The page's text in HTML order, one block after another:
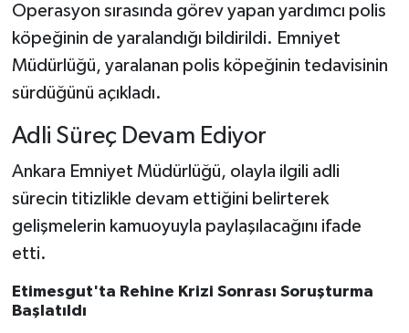
Operasyon sırasında görev yapan yardımcı polis
köpeğinin de yaralandığı bildirildi. Emniyet
Müdürlüğü, yaralanan polis köpeğinin tedavisinin
sürdüğünü açıkladı.
Adli Süreç Devam Ediyor
Ankara Emniyet Müdürlüğü, olayla ilgili adli
sürecin titizlikle devam ettiğini belirterek
gelişmelerin kamuoyuyla paylaşılacağını ifade
etti.
Etimesgut'ta Rehine Krizi Sonrası Soruşturma
Başlatıldı